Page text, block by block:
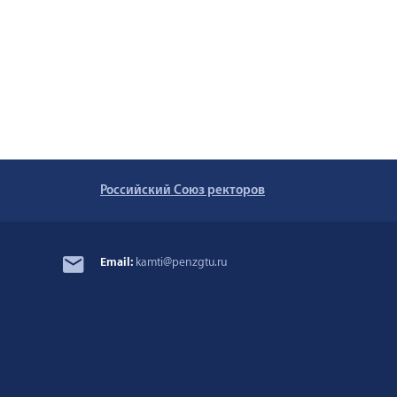
Российский Союз ректоров
Email: kamti@penzgtu.ru